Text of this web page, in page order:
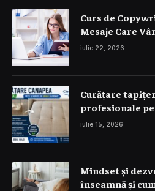
Curs de
Mesaje Care
Construiesc
iulie 22, 2026
Curățare
profesionale
și interior auto
iulie 15, 2026
Mindset și
înseamnă și